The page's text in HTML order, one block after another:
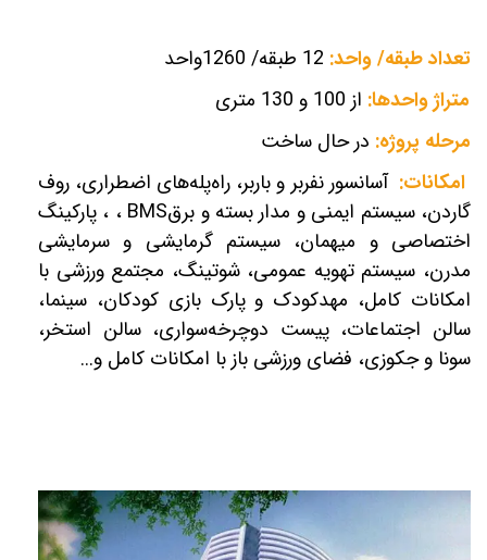
تعداد طبقه/ واحد: 12 طبقه/ 1260واحد
متراژ واحدها: از 100 و 130 متری
مرحله پروژه: در حال ساخت
امکانات: آسانسور نفربر و باربر، راه‌پله‌های اضطراری، روف
گاردن، سیستم ایمنی و مدار بسته و برقBMS، ، پارکینگ
اختصاصی و میهمان، سیستم گرمایشی و سرمایشی
مدرن، سیستم تهویه عمومی، شوتینگ، مجتمع ورزشی با
امکانات کامل، مهد‌کودک و پارک بازی کودکان، سینما،
سالن اجتماعات، پیست دوچرخه‌سواری، سالن استخر،
سونا و جکوزی، فضای ورزشی باز با امکانات کامل و...